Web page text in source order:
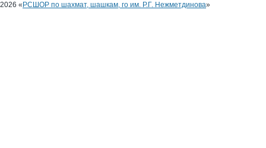
2026 « РСШОР по шахмат, шашкам, го им. Р.Г. Нежметдинова»